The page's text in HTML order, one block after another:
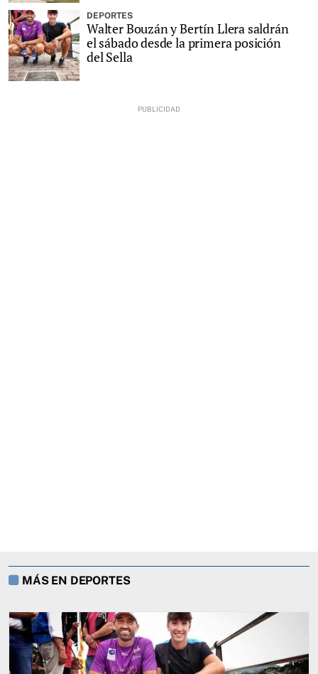
DEPORTES
Walter Bouzán y Bertín Llera saldrán
el sábado desde la primera posición
del Sella
MÁS EN DEPORTES